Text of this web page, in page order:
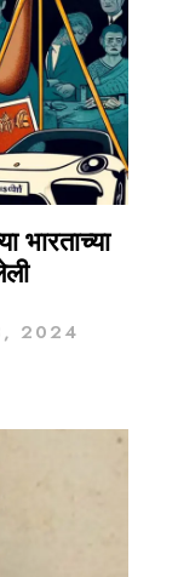
भारताच्या
2024